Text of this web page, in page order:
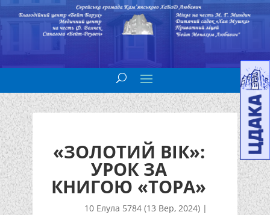
«ЗОЛОТИЙ ВІК»:
УРОК ЗА
КНИГОЮ «ТОРА»
10 Елула 5784 (13 Вер, 2024) |